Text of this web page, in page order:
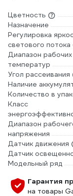
Цветность
Назначение
Регулировка
светового потока
Диапазон рабочих
температур
Угол рассеивания
Наличие
Количество в
Класс
Диапазон
напряжения
Датчик движения
Датчик
Модельный ряд
Гарантия
на товары